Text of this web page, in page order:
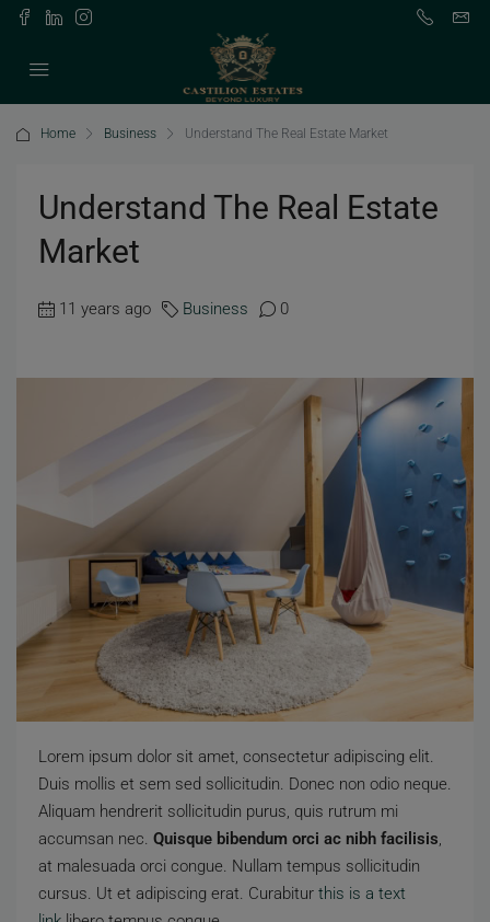
Home Business Understand The Real Estate Market
Understand The Real Estate
Market
11 years ago Business 0
Lorem ipsum dolor sit amet, consectetur adipiscing elit.
Duis mollis et sem sed sollicitudin. Donec non odio neque.
Aliquam hendrerit sollicitudin purus, quis rutrum mi
accumsan nec. Quisque bibendum orci ac nibh facilisis
at malesuada orci congue. Nullam tempus sollicitudin
cursus. Ut et adipiscing erat. Curabitur this is a text